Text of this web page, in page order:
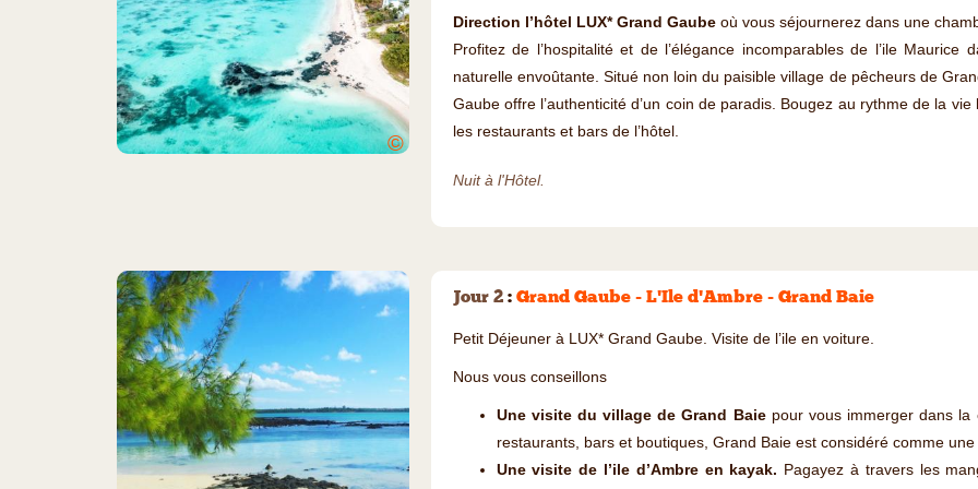
©
Direction l’hôtel LUX* Grand Gaubeoù vous séjournerez dans une
Profitez de l’hospitalité et de l’élégance incomparables de l’ile
naturelle envoûtante. Situé non loin du paisible village de pêcheurs de
Gaube offre l’authenticité d’un coin de paradis. Bougez au rythme de la
les restaurants et bars de l’hôtel.
Nuit à l'Hôtel.
Jour 2: Grand Gaube - L'Ile d'Ambre - Grand Baie
Petit Déjeuner à LUX* Grand Gaube. Visite de l’ile en voiture.
Nous vous conseillons
Une visite du village de Grand Baiepour vous immerger dans la
restaurants, bars et boutiques, Grand Baie est considéré comme
Une visite de l’ile d’Ambre en kayak. Pagayez à travers les